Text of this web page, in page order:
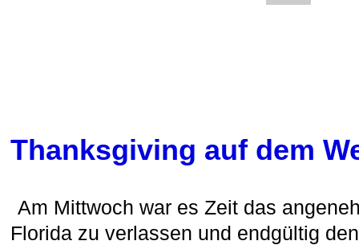
Thanksgiving auf dem
Am Mittwoch war es Zeit das
Florida zu verlassen und endgültig